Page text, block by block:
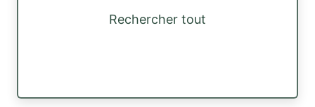
Rechercher tout